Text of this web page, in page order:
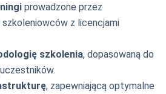
prowadzone przez
z licencjami
szkolenia, dopasowaną do
, zapewniającą optymalne